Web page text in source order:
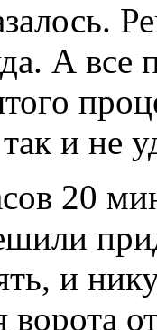
А все
и не
20
и
ворота